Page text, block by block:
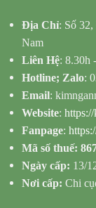
Địa Chỉ: Số
Nam
Liên Hệ: 8.30h
Hotline; Zalo:
Email:
Website:
Fanpage:
Mã số thuế:
Ngày cấp: 13/
Nơi cấp: Chi